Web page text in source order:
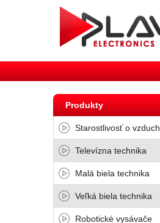
Produkty
Starostlivosť o vzduch
Televízna technika
Malá biela technika
Veľká biela technika
Robotické vysávače